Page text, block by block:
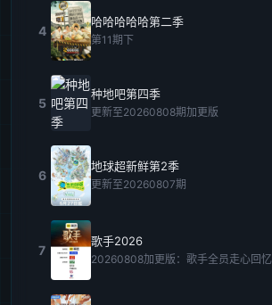
4
哈哈哈哈哈第二季
第11期下
5
种地吧第四季
更新至20260808期加更版
6
地球超新鲜第2季
更新至20260807期
7
歌手2026
20260808加更版：歌手全员走心回忆